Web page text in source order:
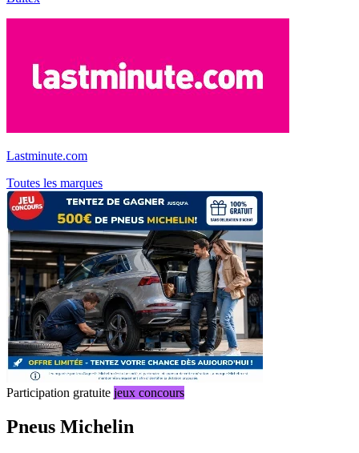
Lastminute.com
Toutes les marques
Participation gratuite jeux concours
Pneus Michelin